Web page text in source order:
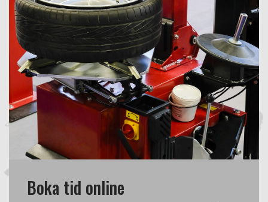
Boka tid online